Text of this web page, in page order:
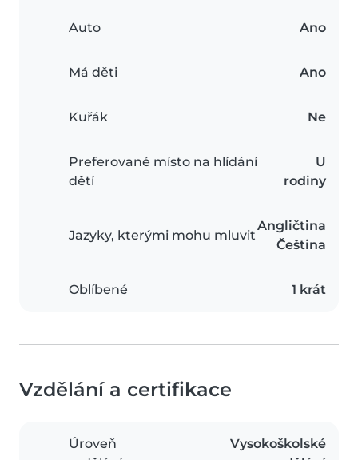
Auto Ano
Má děti Ano
Kuřák Ne
Preferované místo na hlídání
dětí
U
rodiny
Jazyky, kterými mohu mluvit
Angličtina
Čeština
Oblíbené 1 krát
Vzdělání a certifikace
Úroveň
Vysokoškolské